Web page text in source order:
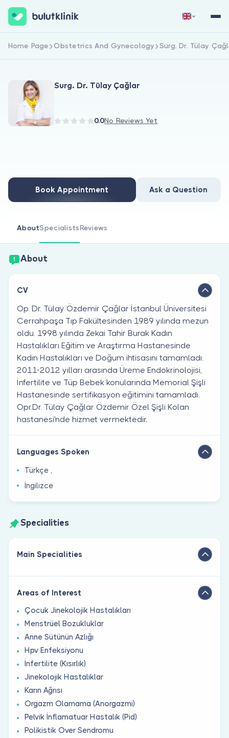
For Doctors
Are you a doctor?
Sign Up Now Sign In
Home Page Obstetrics And Gynecology Surg. Dr. Tülay
Surg. Dr. Tülay Çağlar
0.0No Reviews Yet
Book Appointment Ask a Question
AboutSpecialistsReviews
About
CV
Op. Dr. Tülay Özdemir Çağlar İstanbul Üniversitesi
Cerrahpaşa Tıp Fakültesinden 1989 yılında mezun
oldu. 1998 yılında Zekai Tahir Burak Kadın
Hastalıkları Eğitim ve Araştırma Hastanesinde
Kadın Hastalıkları ve Doğum ihtisasını tamamladı.
2011-2012 yılları arasında Üreme Endokrinolojisi,
İnfertilite ve Tüp Bebek konularında Memorial Şişli
Hastanesinde sertifikasyon eğitimini tamamladı.
Opr.Dr. Tülay Çağlar Özdemir Özel Şişli Kolan
hastanesi'nde hizmet vermektedir.
Languages Spoken
Türkçe ,
İngilizce
Specialities
Main Specialities
Areas of Interest
Çocuk Jinekolojik Hastalıkları
Menstrüel Bozukluklar
Anne Sütünün Azlığı
Hpv Enfeksiyonu
İnfertilite (Kısırlık)
Jinekolojik Hastalıklar
Karın Ağrısı
Orgazm Olamama (Anorgazmi)
Pelvik İnflamatuar Hastalık (Pid)
Polikistik Over Sendromu